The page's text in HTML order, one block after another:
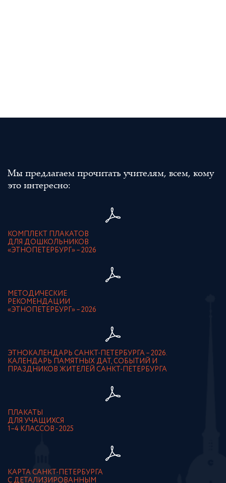
Мы предлагаем прочитать учителям, всем, кому
это интересно:
КОМПЛЕКТ ПЛАКАТОВ
ДЛЯ ДОШКОЛЬНИКОВ
«ЭТНОПЕТЕРБУРГ» – 2026
МЕТОДИЧЕСКИЕ
РЕКОМЕНДАЦИИ
«ЭТНОПЕТЕРБУРГ» – 2026
ЭТНОКАЛЕНДАРЬ САНКТ-ПЕТЕРБУРГА – 2026.
КАЛЕНДАРЬ ПАМЯТНЫХ ДАТ, СОБЫТИЙ И
ПРАЗДНИКОВ ЖИТЕЛЕЙ САНКТ-ПЕТЕРБУРГА
ПЛАКАТЫ
ДЛЯ УЧАЩИХСЯ
1–4 КЛАССОВ - 2025
КАРТА САНКТ-ПЕТЕРБУРГА
С ДЕТАЛИЗИРОВАННЫМ